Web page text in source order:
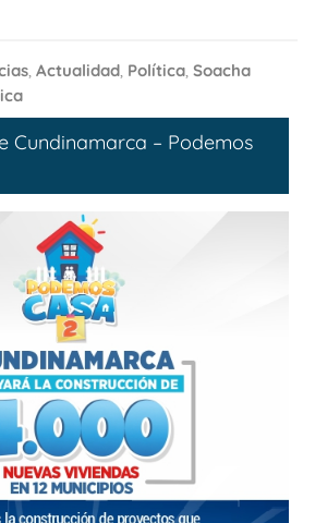
, Actualidad, Política, Soacha
Cundinamarca – Podemos